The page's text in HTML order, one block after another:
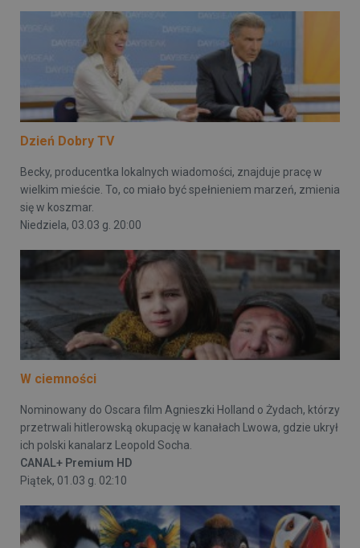
Dzień Dobry TV
Becky, producentka lokalnych wiadomości, znajduje pracę w
wielkim mieście. To, co miało być spełnieniem marzeń, zmienia
się w koszmar.
Niedziela, 03.03 g. 20:00
W ciemności
Nominowany do Oscara film Agnieszki Holland o Żydach, którzy
przetrwali hitlerowską okupację w kanałach Lwowa, gdzie ukrył
ich polski kanalarz Leopold Socha.
CANAL+ Premium HD
Piątek, 01.03 g. 02:10